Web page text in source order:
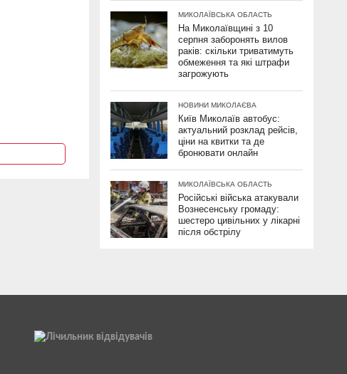
МИКОЛАЇВСЬКА ОБЛАСТЬ
На Миколаївщині з 10
серпня заборонять вилов
раків: скільки триватимуть
обмеження та які штрафи
загрожують
НОВИНИ МИКОЛАЄВА
Київ Миколаїв автобус:
актуальний розклад рейсів,
ціни на квитки та де
бронювати онлайн
МИКОЛАЇВСЬКА ОБЛАСТЬ
Російські війська атакували
Вознесенську громаду:
шестеро цивільних у лікарні
після обстрілу